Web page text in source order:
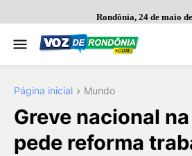
Rondônia, 24 de maio
Página inicial Mundo
Greve nacional
pede reforma